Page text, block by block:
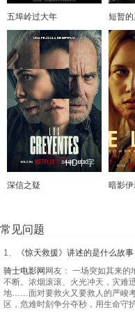
五埠岭过大年 短暂的
HD中字
深信之疑 暗影伊
常见问题
1、
《惊天救援》讲述的是什么故事
骑士电影网网友： 一场突如其来的
不断。浓烟滚滚、火光冲天，灾难
地……面对要救火又要救人的严峻
区，危难时刻争分夺秒，用生命守护